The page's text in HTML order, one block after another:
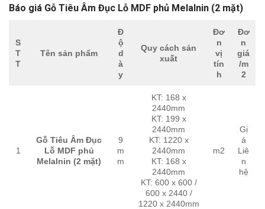
Báo giá Gỗ Tiêu Âm Đục Lỗ MDF phủ Melalnin (2 mặt)
S
T
T
Tên sản phẩm
Đ
ộ
d
à
y
Quy cách sản
xuất
Đơ
n
vị
tín
h
Đơ
n
giá
/m
2
1
Gỗ Tiêu Âm Đục
Lỗ MDF phủ
Melalnin (2 mặt)
9
m
m
KT: 168 x
2440mm
KT: 199 x
2440mm
KT: 1220 x
2440mm
KT: 168 x
2440mm
KT: 600 x 600 /
600 x 2440 /
1220 x 2440mm
m2
Gi
á
Liê
n
hệ